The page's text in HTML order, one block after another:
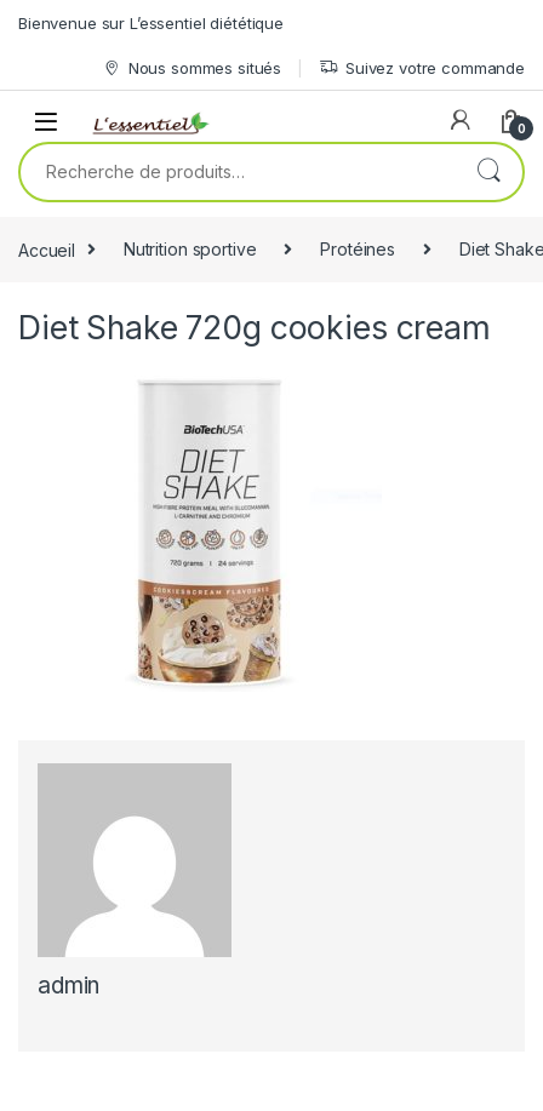
Skip to navigation
Bienvenue sur L’essentiel diététique
Nous sommes situés Suivez votre commande
0
Recherche pour :
Accueil Nutrition sportive Protéines Diet
Diet Shake 720g cookies cream
admin